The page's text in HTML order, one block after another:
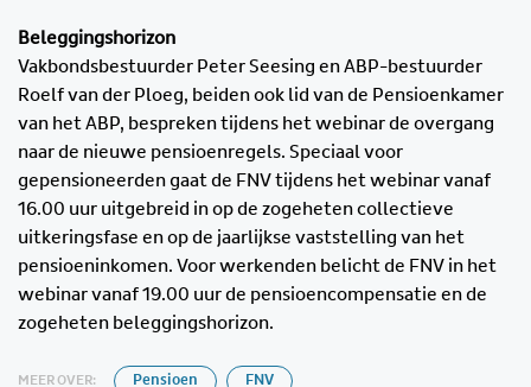
Beleggingshorizon
Vakbondsbestuurder Peter Seesing en ABP-bestuurder
Roelf van der Ploeg, beiden ook lid van de Pensioenkamer
van het ABP, bespreken tijdens het webinar de overgang
naar de nieuwe pensioenregels. Speciaal voor
gepensioneerden gaat de FNV tijdens het webinar vanaf
16.00 uur uitgebreid in op de zogeheten collectieve
uitkeringsfase en op de jaarlijkse vaststelling van het
pensioeninkomen. Voor werkenden belicht de FNV in het
webinar vanaf 19.00 uur de pensioencompensatie en de
zogeheten beleggingshorizon.
MEER OVER: Pensioen FNV